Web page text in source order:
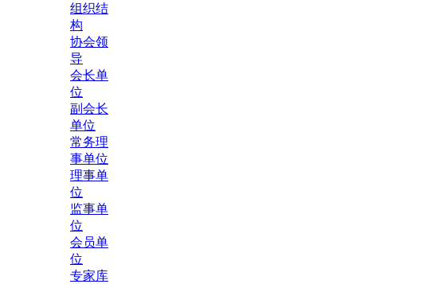
组织结
构
协会领
导
会长单
位
副会长
单位
常务理
事单位
理事单
位
监事单
位
会员单
位
专家库